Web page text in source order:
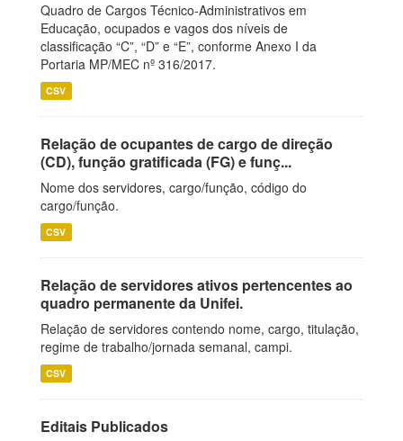
Quadro de Cargos Técnico-Administrativos em
Educação, ocupados e vagos dos níveis de
classificação “C”, “D” e “E”, conforme Anexo I da
Portaria MP/MEC nº 316/2017.
CSV
Relação de ocupantes de cargo de direção
(CD), função gratificada (FG) e funç...
Nome dos servidores, cargo/função, código do
cargo/função.
CSV
Relação de servidores ativos pertencentes ao
quadro permanente da Unifei.
Relação de servidores contendo nome, cargo, titulação,
regime de trabalho/jornada semanal, campi.
CSV
Editais Publicados